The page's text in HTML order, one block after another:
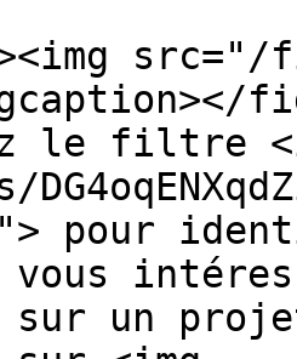
le filtre
pour
sur un